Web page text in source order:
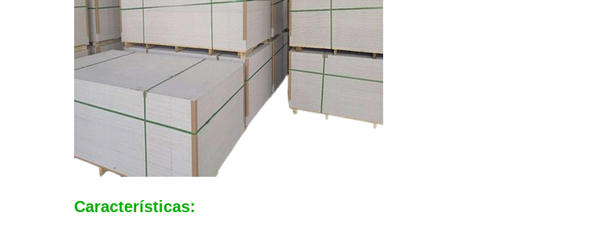
Características: